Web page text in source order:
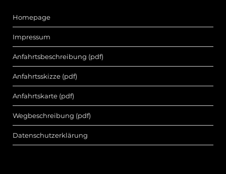
Homepage
Impressum
Anfahrtsbeschreibung (pdf)
Anfahrtsskizze (pdf)
Anfahrtskarte (pdf)
Wegbeschreibung (pdf)
Datenschutzerklärung